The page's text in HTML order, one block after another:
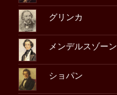
グリンカ
メンデルスゾーン
ショパン